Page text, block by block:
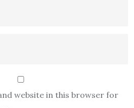
website in this browser for